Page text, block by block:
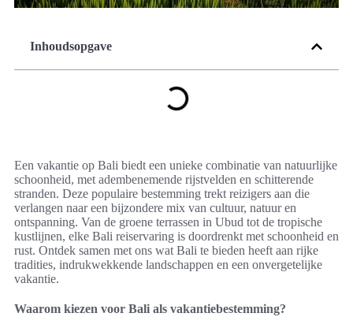
Inhoudsopgave
Een vakantie op Bali biedt een unieke combinatie van natuurlijke
schoonheid, met adembenemende rijstvelden en schitterende
stranden. Deze populaire bestemming trekt reizigers aan die
verlangen naar een bijzondere mix van cultuur, natuur en
ontspanning. Van de groene terrassen in Ubud tot de tropische
kustlijnen, elke Bali reiservaring is doordrenkt met schoonheid en
rust. Ontdek samen met ons wat Bali te bieden heeft aan rijke
tradities, indrukwekkende landschappen en een onvergetelijke
vakantie.
Waarom kiezen voor Bali als vakantiebestemming?